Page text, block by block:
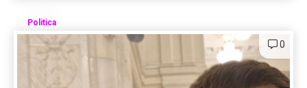
Politica
0